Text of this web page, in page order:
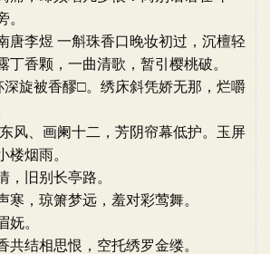
。
唐李煜 一斛珠香口晚妆初过，沉檀轻
丁香颗，一曲清歌，暂引樱桃破。
旋被香醪□。绣床斜凭娇无那，烂嚼
风、画阑十二，芳阴帘幕低护。玉屏
楼烟雨。
，旧别长亭路。
寒，琼箫梦远，羞对彩莺舞。
妩。
共结相思恨，空托绣罗金缕。